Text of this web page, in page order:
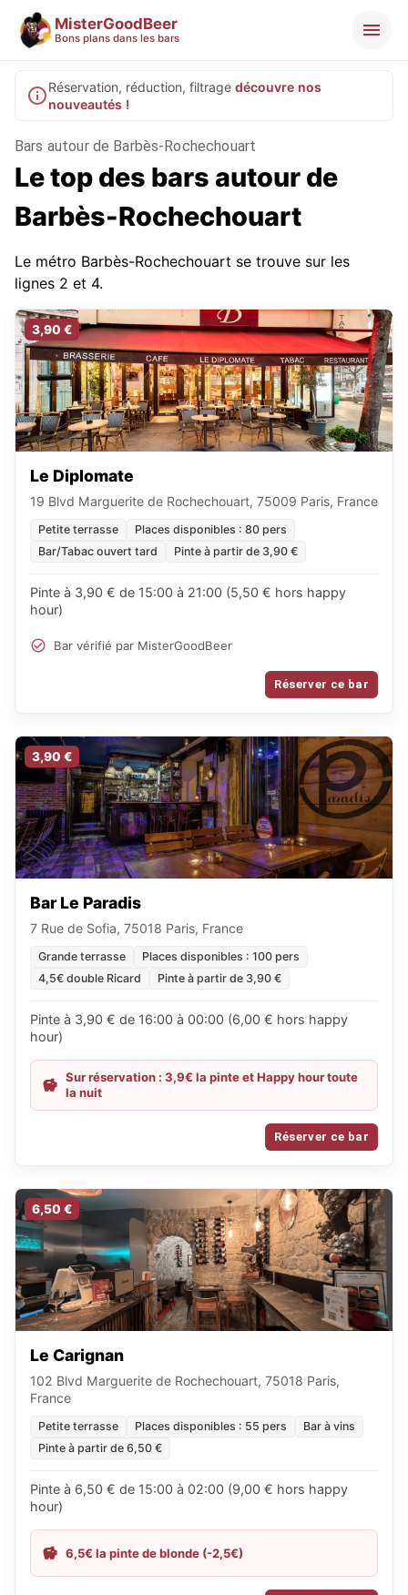
MisterGoodBeer
Bons plans dans les bars
Réservation, réduction, filtrage découvre nos
nouveautés !
Bars autour de Barbès-Rochechouart
Le top des bars autour de
Barbès-Rochechouart
Le métro Barbès-Rochechouart se trouve sur les
lignes 2 et 4.
3,90 €
Le Diplomate
19 Blvd Marguerite de Rochechouart, 75009 Paris, France
Petite terrasse
Places disponibles : 80 pers
Bar/Tabac ouvert tard
Pinte à partir de 3,90 €
Pinte à 3,90 € de 15:00 à 21:00 (5,50 € hors happy
hour)
Bar vérifié par MisterGoodBeer
Réserver ce bar
3,90 €
Bar Le Paradis
7 Rue de Sofia, 75018 Paris, France
Grande terrasse
Places disponibles : 100 pers
4,5€ double Ricard
Pinte à partir de 3,90 €
Pinte à 3,90 € de 16:00 à 00:00 (6,00 € hors happy
hour)
Sur réservation : 3,9€ la pinte et Happy hour toute
la nuit
Réserver ce bar
6,50 €
Le Carignan
102 Blvd Marguerite de Rochechouart, 75018 Paris,
France
Petite terrasse Places disponibles : 55 pers
Bar à vins
Pinte à partir de 6,50 €
Pinte à 6,50 € de 15:00 à 02:00 (9,00 € hors happy
hour)
6,5€ la pinte de blonde (-2,5€)